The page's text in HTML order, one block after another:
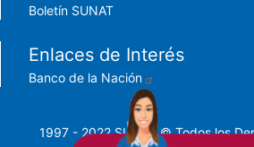
Boletín SUNAT
Enlaces de Interés
Banco de la Nación
1997 - 2022 SUNAT © Todos los